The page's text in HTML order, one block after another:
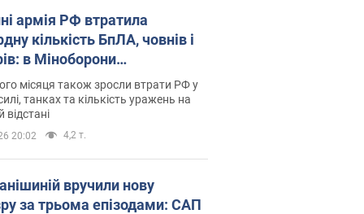
армія РФ втратила
кількість БпЛА, човнів і
в Міноборони
статистику
місяця також зросли втрати РФ у
танках та кількість уражень на
відстані
20:02 4,2 т.
вручили нову
за трьома епізодами: САП